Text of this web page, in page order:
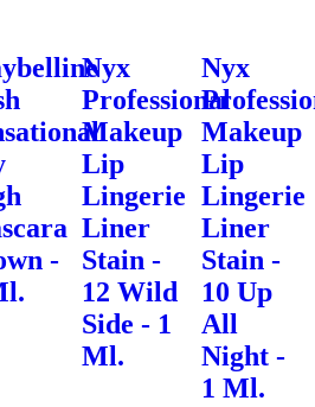
-
Nyx
Professional
Makeup
Lip
Lingerie
Liner
Stain -
12 Wild
Side - 1
Ml.
Nyx
Makeup
Lip
Lingerie
Liner
Stain -
10 Up
All
Night -
1 Ml.